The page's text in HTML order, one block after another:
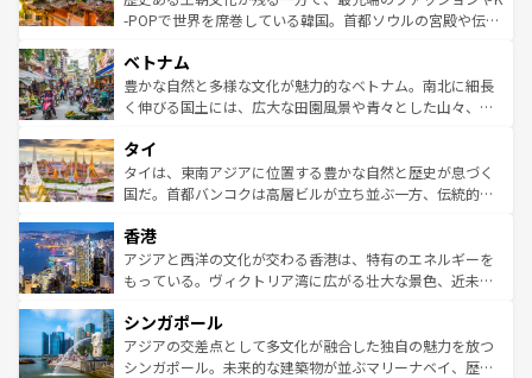
い。オーストラリアの多彩な魅力を存分に味わいつくそ
参照してほしい。
驚きをもたらしてくれる。また、奥深い台湾の食文化も魅
容にもいいと評判のスイーツなど、バラエティ豊かな料理
が味わえる。 なお、新着の台湾情報は コンテンツ一覧を参
照してほしい。
-POPで世界を席巻している韓国。首都ソウルの宮殿や伝統
き、地方に足を延ばせば四季折々の自然美を楽しむことが
できる。そして、キムチや焼肉、絶品のストリートフード
まで、さまざまな韓国料理が待っている。夜には、韓国な
リティに包まれながら、韓国の多彩な魅力を心ゆくまで味
わってみてほしい。 なお、新着の韓国情報はコンテンツ一
覧を参照してほしい。
ベトナム
豊かな自然と多様な文化が魅力的なベトナム。南北に細長
く伸びる国土には、広大な田園風景や青々とした山々、世
急速な発展と共に伝統が息づく。ハノイの古い町並みやホ
ーチミン市のフランス統治時代の建物も、独特の雰囲気を
醸し出している。また、バラエティの豊かさとおいしさで
とつ。フォーやバインミー、ベトナムコーヒーなどは、ぜ
ひ現地で味わいたい。どの地域を訪れてもあたたかい人々
が旅行者を迎えてくれるので、きっと忘れられない旅にな
参照してほしい。
タイ
タイは、東南アジアに位置する豊かな自然と歴史が息づく
国だ。首都バンコクは高層ビルが立ち並ぶ一方、伝統的な
の活気が交差している。北部ではチェンマイなどの山岳地
帯で自然と触れ合い、南部ではプーケットやクラビの美し
いビーチでリゾート気分を楽しむことができる。タイ料理
激する。気候は一年中温暖で、どの季節にも異なる楽しみ
が待っている。親しみやすいタイの人々、仏教を中心とし
た文化、そして多様な観光資源が、訪れる旅人を魅了し続
香港
アジアと西洋の文化が交わる香港は、特有のエネルギーを
もっている。ヴィクトリア湾に広がる壮大な景色、近未来
み、どこを訪れても感動するはず。観光スポットが密集し
ており、効率よく見どころを回れるのも魅力。息をのむよ
うな絶景から文化的な体験まで、香港を存分に楽しみ尽く
シンガポール
アジアの交差点として多文化が融合した独自の魅力を放つ
シンガポール。未来的な建築物が並ぶマリーナベイ、歴史